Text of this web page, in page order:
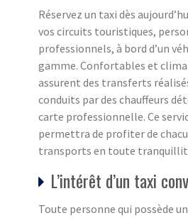
Réservez un taxi dès
vos circuits touristiques,
professionnels, à bord d’un
gamme. Confortables et
assurent des transferts
conduits par des chauffeurs
carte professionnelle. Ce
permettra de profiter de
transports en toute
L’intérêt d’un taxi
Toute personne qui possède